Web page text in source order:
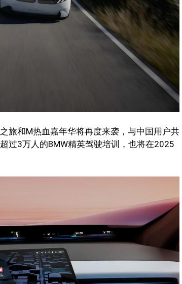
旅和M热血嘉年华将再度来袭，与中国用户共
过3万人的BMW精英驾驶培训，也将在2025